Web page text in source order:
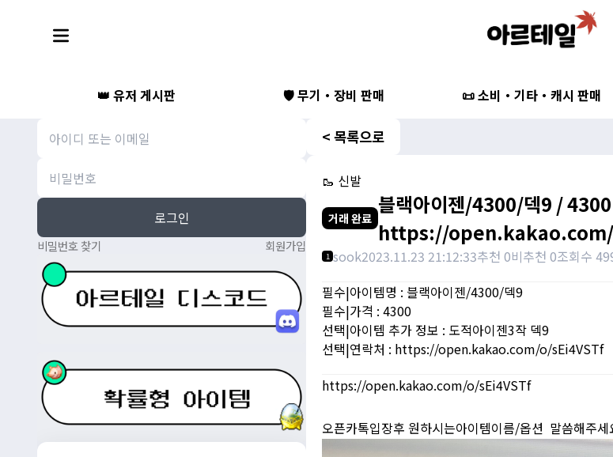
👑 유저 게시판 🛡️ 무기・장비 판매 📜 소비・기타・캐시 판매
로그인
비밀번호 찾기 회원가입
< 목록으로
🥾 신발
거래 완료
블랙아이젠/4300/덱9 /
https://
1 sook2023.11.23 21:12:33추천 0비추천 0조회수
필수|아이템명 : 블랙아이젠/4300/덱9
필수|가격 : 4300
선택|아이템 추가 정보 : 도적아이젠3작 덱9
선택|연락처 : https://open.kakao.com/o/sEi4VSTf
https://open.kakao.com/o/sEi4VSTf
오픈카톡입장후 원하시는아이템이름/옵션 말씀해주세